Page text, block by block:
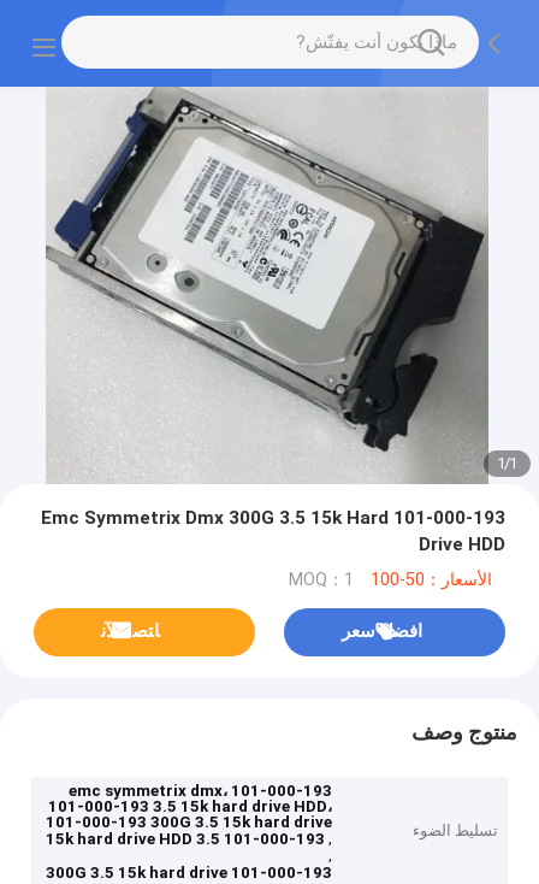
1
/
1
101-000-193 Emc Symmetrix Dmx 300G 3.5 15k Hard
Drive HDD
الأسعار：50-100 MOQ：1
افضل سعر ﺎﺘﺼﻟ ﺍﻶﻧ
منتوج وصف
تسليط الضوء
101-000-193 emc symmetrix dmx،
101-000-193 3.5 15k hard drive HDD،
101-000-193 300G 3.5 15k hard drive
,
101-000-193 3.5 15k hard drive HDD
,
101-000-193 300G 3.5 15k hard drive